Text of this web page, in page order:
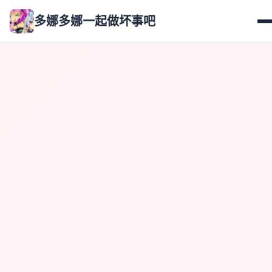
多娜多娜一起做坏事吧